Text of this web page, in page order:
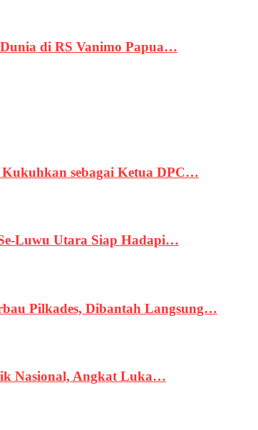
di RS Vanimo Papua…
Kukuhkan sebagai Ketua DPC…
Luwu Utara Siap Hadapi…
Pilkades, Dibantah Langsung…
Nasional, Angkat Luka…